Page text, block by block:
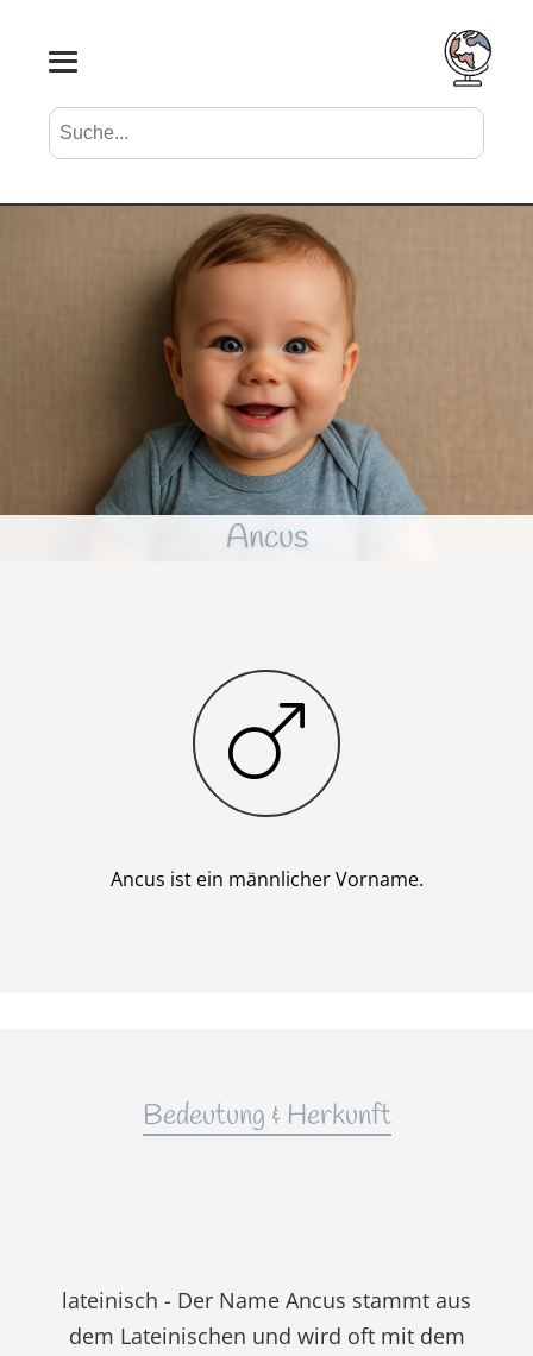
Suche nach Vornamen Search
Ancus
Junge
Ancus ist ein männlicher Vorname.
Bedeutung & Herkunft
lateinisch - Der Name Ancus stammt aus
dem Lateinischen und wird oft mit dem